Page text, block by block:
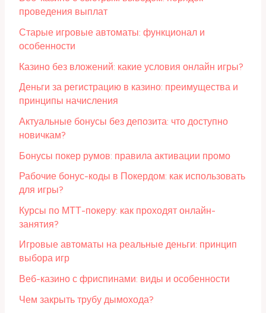
проведения выплат
Старые игровые автоматы: функционал и
особенности
Казино без вложений: какие условия онлайн игры?
Деньги за регистрацию в казино: преимущества и
принципы начисления
Актуальные бонусы без депозита: что доступно
новичкам?
Бонусы покер румов: правила активации промо
Рабочие бонус-коды в Покердом: как использовать
для игры?
Курсы по МТТ-покеру: как проходят онлайн-
занятия?
Игровые автоматы на реальные деньги: принцип
выбора игр
Веб-казино с фриспинами: виды и особенности
Чем закрыть трубу дымохода?